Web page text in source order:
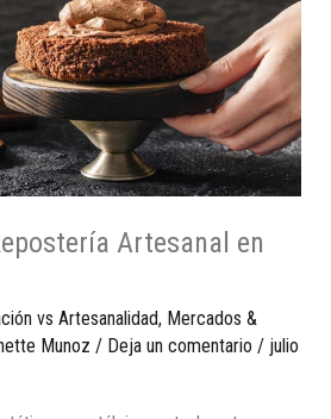
Artesanal en
vs Artesanalidad, Mercados &
Munoz / Deja un comentario / julio